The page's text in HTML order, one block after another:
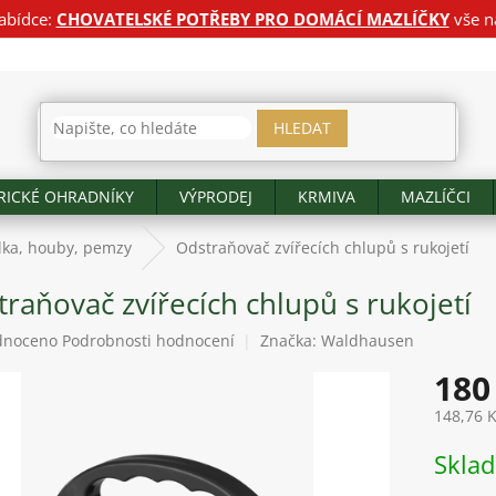
CHOVATELSKÉ POTŘEBY PRO DOMÁCÍ MAZLÍČKYvše
HLEDAT
OHRADNÍKY VÝPRODEJ KRMIVA MAZLÍČCI
houby, pemzy Odstraňovač zvířecích chlupů s rukojetí
zvířecích chlupů s rukojetí
Podrobnosti hodnocení Značka: Waldhausen
148,76
cena: